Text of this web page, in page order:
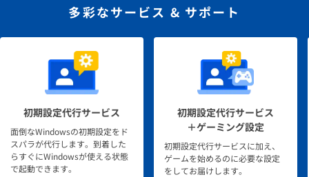
多彩なサービス & サポート
初期設定代行サービス
面倒なWindowsの初期設定をド
スパラが代行します。到着した
らすぐにWindowsが使える状態
で起動できます。
初期設定代行サービス
＋ゲーミング設定
初期設定代行サービスに加え、
ゲームを始めるのに必要な設定
をしてお届けします。